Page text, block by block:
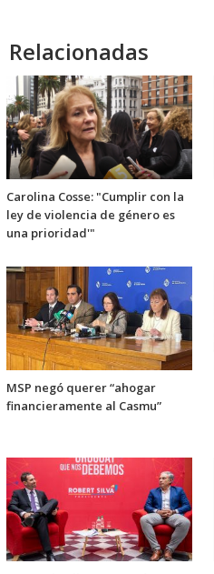
Relacionadas
Carolina Cosse: "Cumplir con la
ley de violencia de género es
una prioridad'"
MSP negó querer “ahogar
financieramente al Casmu”